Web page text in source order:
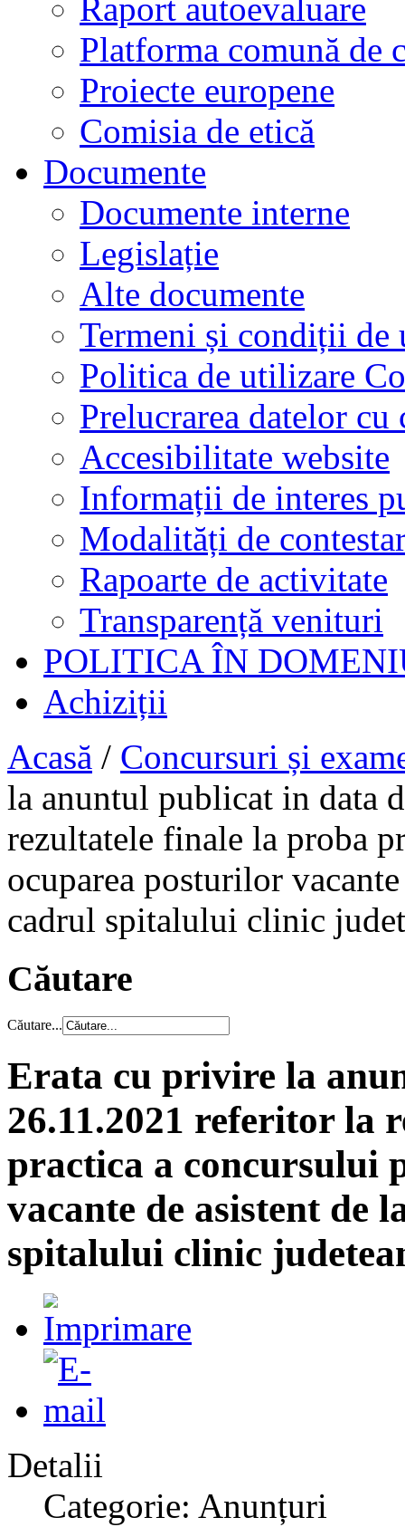
Raport autoevaluare
Platforma comună de
Proiecte europene
Comisia de etică
Documente
Documente interne
Legislație
Alte documente
Termeni și condiții de
Politica de utilizare
Prelucrarea datelor cu
Accesibilitate website
Informații de interes
Modalități de
Rapoarte de activitate
Transparență venituri
POLITICA ÎN
Achiziții
Acasă / Concursuri și
la anuntul publicat in data
rezultatele finale la proba
ocuparea posturilor
cadrul spitalului clinic
Căutare
Căutare...
Erata cu privire la
26.11.2021 referitor la
practica a concursului
vacante de asistent de
spitalului clinic
Detalii
Categorie: Anunțuri